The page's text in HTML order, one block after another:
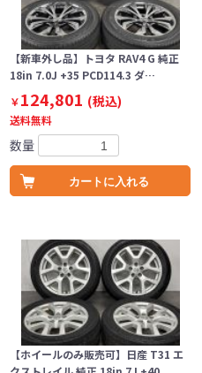
【新車外し品】トヨタ RAV4 G 純正
18in 7.0J +35 PCD114.3 ダ…
￥124,801 (税込)
送料無料
数量
カートに入れる
【ホイールのみ販売可】日産 T31 エ